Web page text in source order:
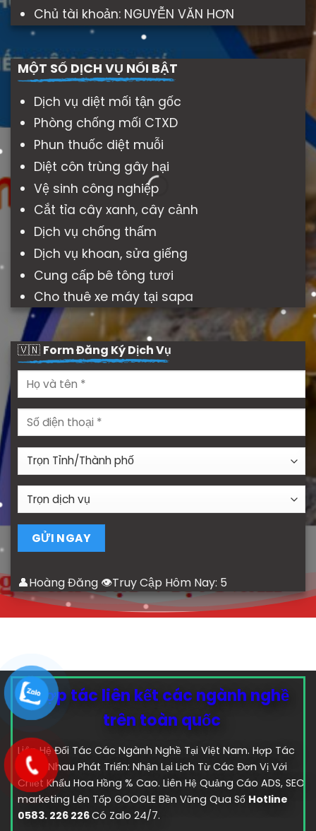
Chủ tài khoản: NGUYỄN VĂN HƠN
MỘT SỐ DỊCH VỤ NỔI BẬT
Dịch vụ diệt mối tận gốc
Phòng chống mối CTXD
Phun thuốc diệt muỗi
Diệt côn trùng gây hại
Vệ sinh công nghiệp
Cắt tỉa cây xanh, cây cảnh
Dịch vụ chống thấm
Dịch vụ khoan, sửa giếng
Cung cấp bê tông tươi
Cho thuê xe máy tại sapa
🇻🇳 Form Đăng Ký Dịch Vụ
👤Hoàng Đăng 👁Truy Cập Hôm Nay: 5
Hợp tác liên kết các ngành nghề
trên toàn quốc
Liên Hệ Đối Tác Các Ngành Nghề Tại Việt Nam. Hợp Tác
Cùng Nhau Phát Triển: Nhận Lại Lịch Từ Các Đơn Vị Với
Chiết Khấu Hoa Hồng % Cao. Liên Hệ Quảng Cáo ADS, SEO
marketing Lên Tốp GOOGLE Bền Vững Qua Số Hotline
0583. 226 226Có Zalo 24/7.